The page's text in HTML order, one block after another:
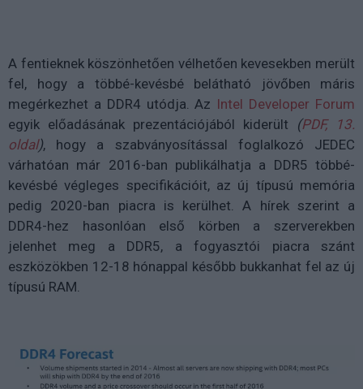
A fentieknek köszönhetően vélhetően kevesekben merült
fel, hogy a többé-kevésbé belátható jövőben máris
megérkezhet a DDR4 utódja. Az Intel Developer Forum
egyik előadásának prezentációjából kiderült (PDF, 13.
oldal), hogy a szabványosítással foglalkozó JEDEC
várhatóan már 2016-ban publikálhatja a DDR5 többé-
kevésbé végleges specifikációit, az új típusú memória
pedig 2020-ban piacra is kerülhet. A hírek szerint a
DDR4-hez hasonlóan első körben a szerverekben
jelenhet meg a DDR5, a fogyasztói piacra szánt
eszközökben 12-18 hónappal később bukkanhat fel az új
típusú RAM.